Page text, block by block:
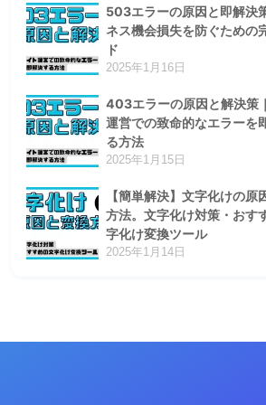
503エラーの原因と即解決
ネス機会損失を防ぐための
ド
2025年1月16日
403エラーの原因と解決策
運営での致命的なエラーを
る方法
2025年1月15日
【簡単解決】文字化けの原
方法。文字化け対策・おす
字化け変換ツール
2025年1月14日